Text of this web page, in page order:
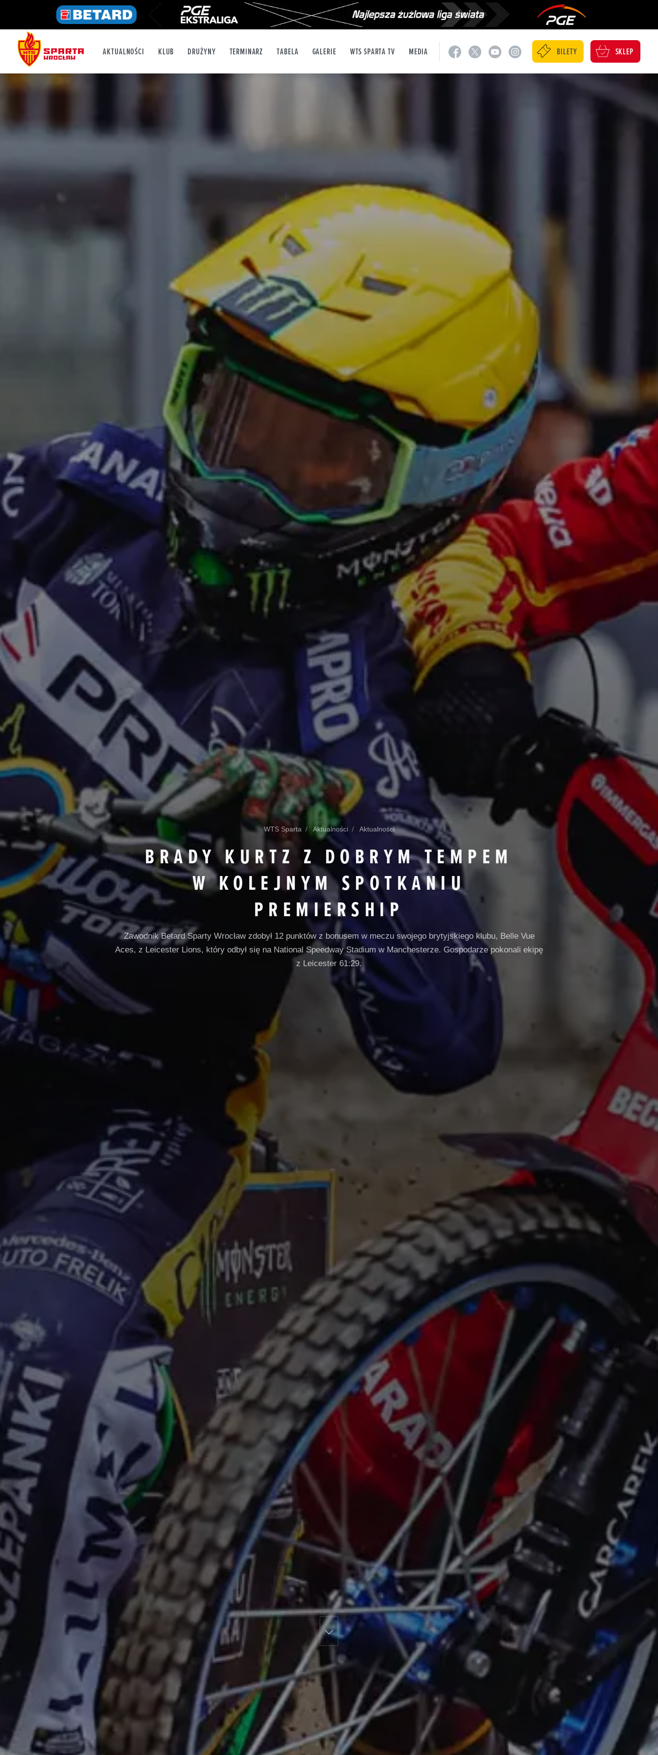
AKTUALNOŚCI KLUB DRUŻYNY TERMINARZ TABELA GALERIE WTS SPARTA TV
MEDIA
BILETY SKLEP
WTS Sparta Aktualności Aktualności
BRADY KURTZ Z DOBRYM TEMPEM
W KOLEJNYM SPOTKANIU
PREMIERSHIP
Zawodnik Betard Sparty Wrocław zdobył 12 punktów z bonusem w meczu swojego brytyjskiego klubu, Belle Vue
Aces, z Leicester Lions, który odbył się na National Speedway Stadium w Manchesterze. Gospodarze pokonali ekipę
z Leicester 61:29.